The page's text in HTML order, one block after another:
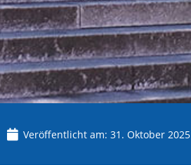
Veröffentlicht am: 31. Oktober 2025